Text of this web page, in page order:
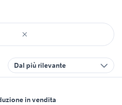
Dal più rilevante
in vendita